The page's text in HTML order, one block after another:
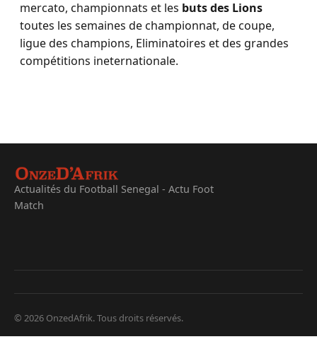
mercato, championnats et les buts des Lions
toutes les semaines de championnat, de coupe,
ligue des champions, Eliminatoires et des grandes
compétitions ineternationale.
Actualités du Football Senegal - Actu Foot
Match
© 2026 OnzedAfrik. Tous droits réservés.